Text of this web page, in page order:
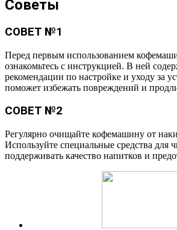
Советы
СОВЕТ №1
Перед первым использованием
ознакомьтесь с инструкцией. В ней
рекомендации по настройке и уходу за
поможет избежать повреждений и
СОВЕТ №2
Регулярно очищайте кофемашину от
Используйте специальные средства для
поддерживать качество напитков и